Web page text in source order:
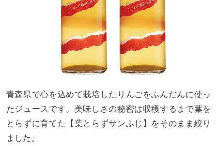
青森県で心を込めて栽培したりんごをふんだんに使っ
たジュースです。美味しさの秘密は収穫するまで葉を
とらずに育てた【葉とらずサンふじ】をそのまま絞り
ました。